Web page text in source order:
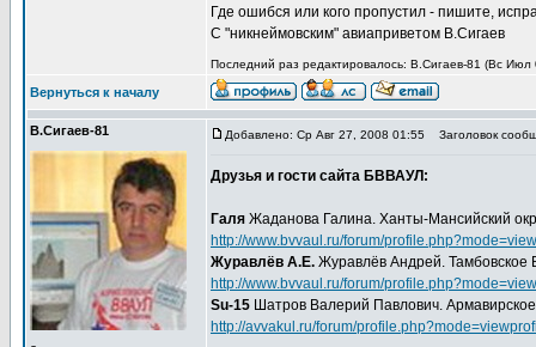
Где ошибся или кого пропустил - пишите,
С "никнеймовским" авиаприветом В.Сигаев
Последний раз редактировалось: В.Сигаев-81 (Вс Июл
Вернуться к началу
В.Сигаев-81 Добавлено: Ср Авг 27, 2008 01:55 Заголовок
Друзья и гости сайта БВВАУЛ:
Галя Жаданова Галина. Ханты-Мансийский
http://www.bvvaul.ru/forum/
Журавлёв А.Е. Журавлёв Андрей. Тамбовское
http://www.bvvaul.ru/forum/
Su-15 Шатров Валерий Павлович.
http://avvakul.ru/forum/